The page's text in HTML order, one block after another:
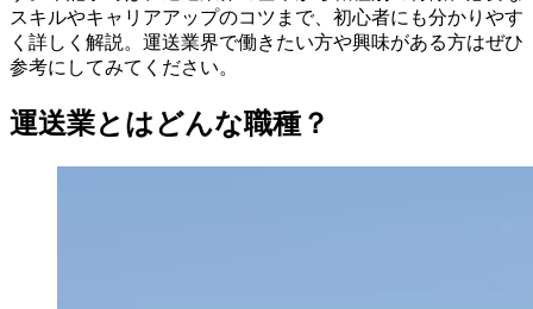
スキルやキャリアアップのコツまで、初心者にも分かりやす
く詳しく解説。運送業界で働きたい方や興味がある方はぜひ
参考にしてみてください。
運送業とはどんな職種？